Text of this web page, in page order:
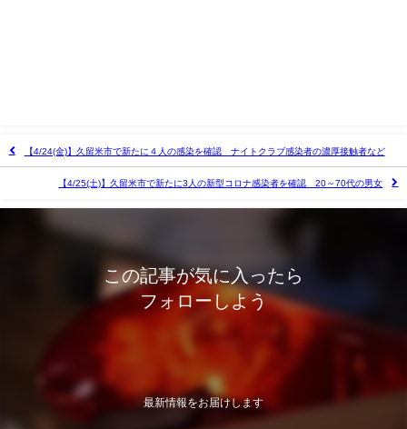
【4/24(金)】久留米市で新たに４人の感染を確認 ナイトクラブ感染者の濃厚接触者など
【4/25(土)】久留米市で新たに3人の新型コロナ感染者を確認 20～70代の男女
この記事が気に入ったら
フォローしよう
最新情報をお届けします